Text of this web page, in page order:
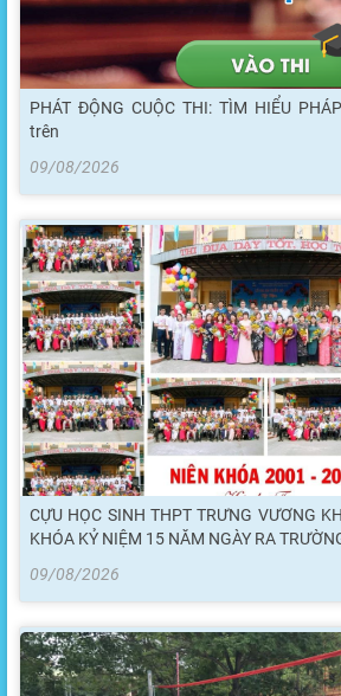
PHÁT ĐỘNG CUỘC THI: TÌM HIỂU
trên
09/08/2026
CỰU HỌC SINH THPT TRƯNG VƯƠNG
KHÓA KỶ NIỆM 15 NĂM NGÀY RA
09/08/2026